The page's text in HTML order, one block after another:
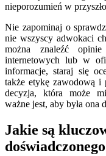
nieporozumień w
Nie zapominaj o
nie wszyscy adwokaci
można znaleźć
internetowych lub w
informacje, staraj się
także etykę zawodową i
decyzja, która może
ważne jest, aby była ona
Jakie są